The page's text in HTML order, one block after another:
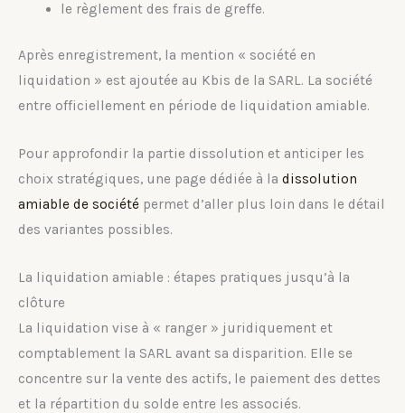
le règlement des frais de greffe.
Après enregistrement, la mention « société en
liquidation » est ajoutée au Kbis de la SARL. La société
entre officiellement en période de liquidation amiable.
Pour approfondir la partie dissolution et anticiper les
choix stratégiques, une page dédiée à la dissolution
amiable de société permet d’aller plus loin dans le détail
des variantes possibles.
La liquidation amiable : étapes pratiques jusqu’à la
clôture
La liquidation vise à « ranger » juridiquement et
comptablement la SARL avant sa disparition. Elle se
concentre sur la vente des actifs, le paiement des dettes
et la répartition du solde entre les associés.